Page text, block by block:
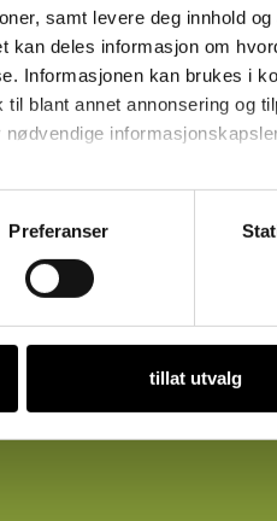
samt levere deg innhold
kan deles informasjon om
Informasjonen kan brukes i
blant annet annonsering og
Preferanser
tillat utvalg